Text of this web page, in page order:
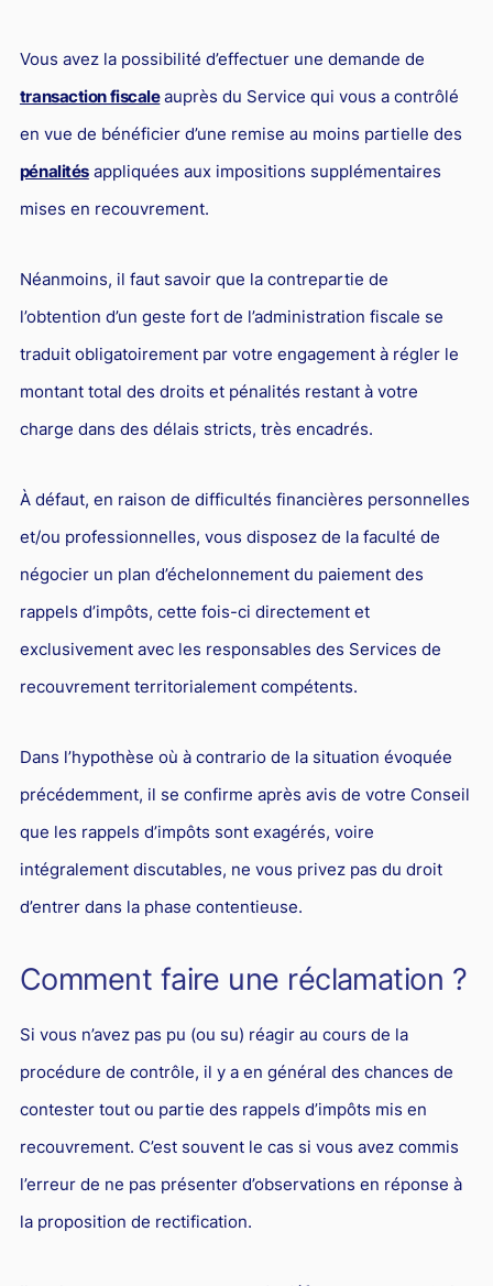
Vous avez la possibilité d’effectuer une demande de
transaction fiscaleauprès du Service qui vous a contrôlé
en vue de bénéficier d’une remise au moins partielle des
pénalitésappliquées aux impositions supplémentaires
mises en recouvrement.
Néanmoins, il faut savoir que la contrepartie de
l’obtention d’un geste fort de l’administration fiscale se
traduit obligatoirement par votre engagement à régler le
montant total des droits et pénalités restant à votre
charge dans des délais stricts, très encadrés.
À défaut, en raison de difficultés financières personnelles
et/ou professionnelles, vous disposez de la faculté de
négocier un plan d’échelonnement du paiement des
rappels d’impôts, cette fois-ci directement et
exclusivement avec les responsables des Services de
recouvrement territorialement compétents.
Dans l’hypothèse où à contrario de la situation évoquée
précédemment, il se confirme après avis de votre Conseil
que les rappels d’impôts sont exagérés, voire
intégralement discutables, ne vous privez pas du droit
d’entrer dans la phase contentieuse.
Comment faire une réclamation ?
Si vous n’avez pas pu (ou su) réagir au cours de la
procédure de contrôle, il y a en général des chances de
contester tout ou partie des rappels d’impôts mis en
recouvrement. C’est souvent le cas si vous avez commis
l’erreur de ne pas présenter d’observations en réponse à
la proposition de rectification.